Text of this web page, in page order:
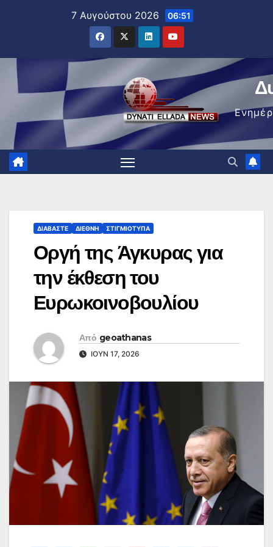
7 Αυγούστου 2026 06:51
ΔΙΑΒΆΣΤΕ ΔΙΕΘΝΉ ΣΤΙΓΜΙΌΤΥΠΑ
Οργή της Άγκυρας για
την έκθεση του
Ευρωκοινοβουλίου
Από geoathanas
ΙΟΎΝ 17, 2026